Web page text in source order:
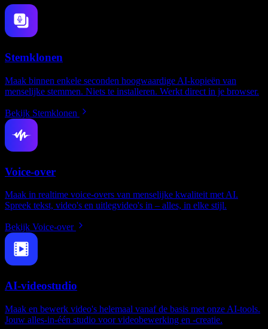
Stemklonen
Maak binnen enkele seconden hoogwaardige AI-kopieën van
menselijke stemmen. Niets te installeren. Werkt direct in je browser.
Bekijk Stemklonen
Voice-over
Maak in realtime voice-overs van menselijke kwaliteit met AI.
Spreek tekst, video's en uitlegvideo's in – alles, in elke stijl.
Bekijk Voice-over
AI-videostudio
Maak en bewerk video's helemaal vanaf de basis met onze AI-tools.
Jouw alles-in-één studio voor videobewerking en -creatie.